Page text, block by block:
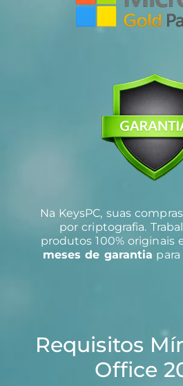
Na KeysPC, suas
por criptografia.
produtos 100% originais
meses de garantia
Requisitos
Office